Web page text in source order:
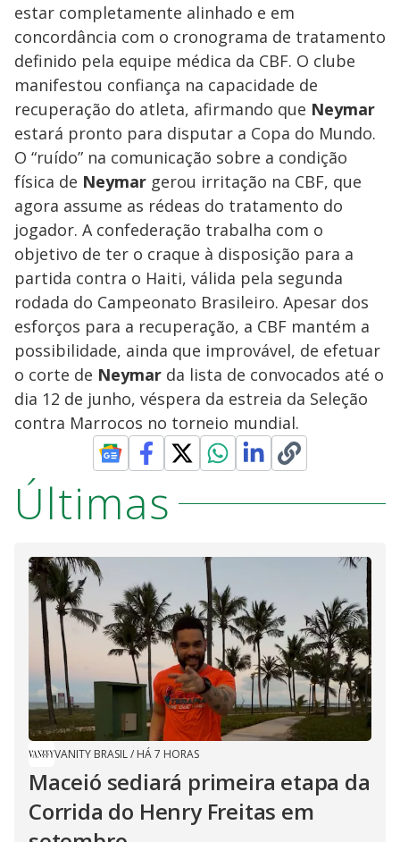
estar completamente alinhado e em
concordância com o cronograma de tratamento
definido pela equipe médica da CBF. O clube
manifestou confiança na capacidade de
recuperação do atleta, afirmando que Neymar
estará pronto para disputar a Copa do Mundo.
O “ruído” na comunicação sobre a condição
física de Neymar gerou irritação na CBF, que
agora assume as rédeas do tratamento do
jogador. A confederação trabalha com o
objetivo de ter o craque à disposição para a
partida contra o Haiti, válida pela segunda
rodada do Campeonato Brasileiro. Apesar dos
esforços para a recuperação, a CBF mantém a
possibilidade, ainda que improvável, de efetuar
o corte de Neymar da lista de convocados até o
dia 12 de junho, véspera da estreia da Seleção
contra Marrocos no torneio mundial.
Últimas
VANITY BRASIL/ HÁ 7 HORAS
Maceió sediará primeira etapa da
Corrida do Henry Freitas em